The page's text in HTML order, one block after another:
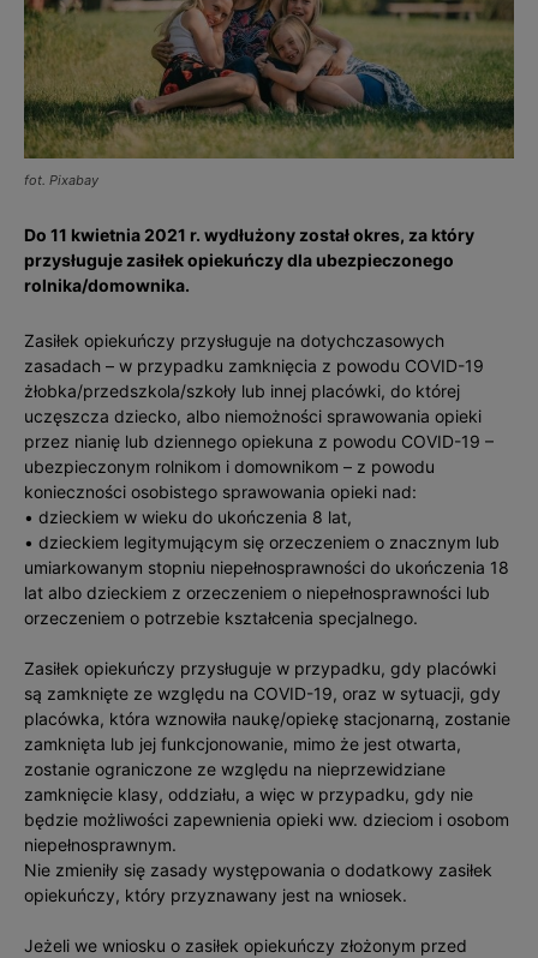
fot. Pixabay
Do 11 kwietnia 2021 r. wydłużony został okres, za który
przysługuje zasiłek opiekuńczy dla ubezpieczonego
rolnika/domownika.
Zasiłek opiekuńczy przysługuje na dotychczasowych
zasadach – w przypadku zamknięcia z powodu COVID-19
żłobka/przedszkola/szkoły lub innej placówki, do której
uczęszcza dziecko, albo niemożności sprawowania opieki
przez nianię lub dziennego opiekuna z powodu COVID-19 –
ubezpieczonym rolnikom i domownikom – z powodu
konieczności osobistego sprawowania opieki nad:
• dzieckiem w wieku do ukończenia 8 lat,
• dzieckiem legitymującym się orzeczeniem o znacznym lub
umiarkowanym stopniu niepełnosprawności do ukończenia 18
lat albo dzieckiem z orzeczeniem o niepełnosprawności lub
orzeczeniem o potrzebie kształcenia specjalnego.
Zasiłek opiekuńczy przysługuje w przypadku, gdy placówki
są zamknięte ze względu na COVID-19, oraz w sytuacji, gdy
placówka, która wznowiła naukę/opiekę stacjonarną, zostanie
zamknięta lub jej funkcjonowanie, mimo że jest otwarta,
zostanie ograniczone ze względu na nieprzewidziane
zamknięcie klasy, oddziału, a więc w przypadku, gdy nie
będzie możliwości zapewnienia opieki ww. dzieciom i osobom
niepełnosprawnym.
Nie zmieniły się zasady występowania o dodatkowy zasiłek
opiekuńczy, który przyznawany jest na wniosek.
Jeżeli we wniosku o zasiłek opiekuńczy złożonym przed